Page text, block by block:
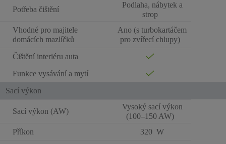
Potřeba čištění
Podlaha, nábytek a
strop
Vhodné pro majitele
domácích mazlíčků
Ano (s turbokartáčem
pro zvířecí chlupy)
Čištění interiéru auta
Funkce vysávání a mytí
Sací výkon
Sací výkon (AW)
Vysoký sací výkon
(100–150 AW)
Příkon
320 W